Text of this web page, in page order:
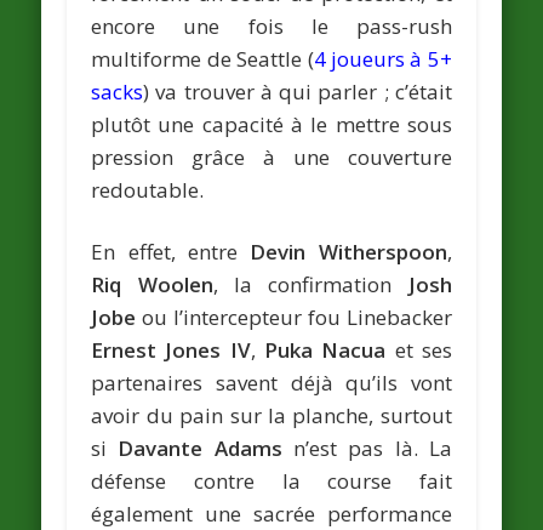
encore une fois le pass-rush
multiforme de Seattle (4 joueurs à 5+
sacks) va trouver à qui parler ; c’était
plutôt une capacité à le mettre sous
pression grâce à une couverture
redoutable.
En effet, entre Devin Witherspoon,
Riq Woolen, la confirmation Josh
Jobe ou l’intercepteur fou Linebacker
Ernest Jones IV, Puka Nacua et ses
partenaires savent déjà qu’ils vont
avoir du pain sur la planche, surtout
si Davante Adams n’est pas là. La
défense contre la course fait
également une sacrée performance